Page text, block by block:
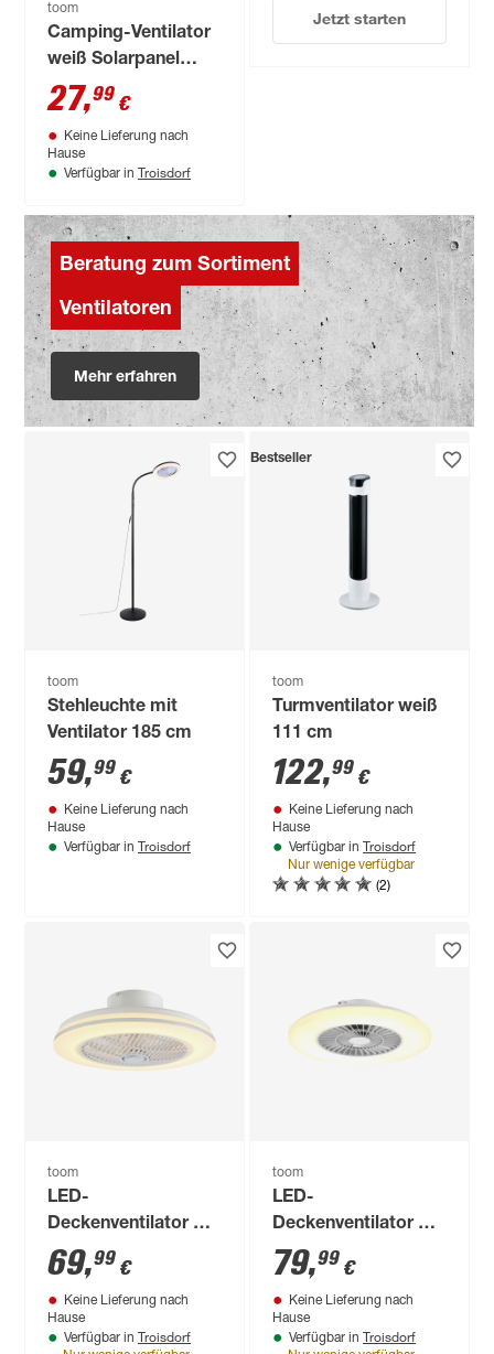
toom
Camping-Ventilator
weiß Solarpanel
Front-/Seitenleuchten
19 x 25 cm
27,99 €
Keine Lieferung nach
Hause
Verfügbar in Troisdorf
Jetzt starten
Beratung zum Sortiment
Ventilatoren
Mehr erfahren
toom
Stehleuchte mit
Ventilator 185 cm
59,99 €
Keine Lieferung nach
Hause
Verfügbar in Troisdorf
Bestseller
toom
Turmventilator weiß
111 cm
122,99 €
Keine Lieferung nach
Hause
Verfügbar in Troisdorf
Nur wenige verfügbar
(2)
toom
LED-
Deckenventilator mit
Beleuchtung
dimmbar 3100 lm
warmweiß bis
tageslichtweiß Ø 51
69,99 €
Keine Lieferung nach
Hause
Verfügbar in Troisdorf
toom
LED-
Deckenventilator mit
Beleuchtung
dimmbar 4300 lm
warmweiß bis
tageslichtweiß Ø 60
79,99 €
Keine Lieferung nach
Hause
Verfügbar in Troisdorf